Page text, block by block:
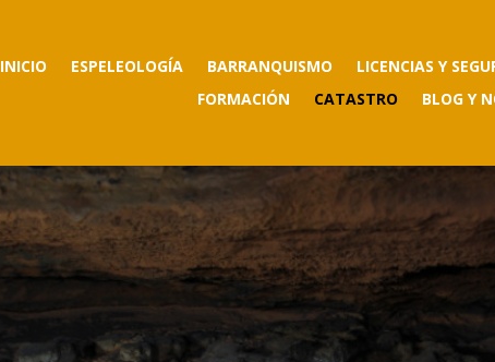
INICIO ESPELEOLOGÍA BARRANQUISMO LICENCIAS Y
FORMACIÓN
CATASTRO BLOG Y